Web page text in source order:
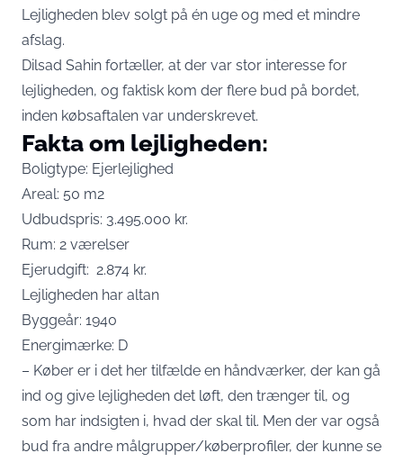
Lejligheden blev solgt på én uge og med et mindre
afslag.
Dilsad Sahin fortæller, at der var stor interesse for
lejligheden, og faktisk kom der flere bud på bordet,
inden købsaftalen var underskrevet.
Fakta om lejligheden:
Boligtype: Ejerlejlighed
Areal: 50 m2
Udbudspris: 3.495.000 kr.
Rum: 2 værelser
Ejerudgift: 2.874 kr.
Lejligheden har altan
Byggeår: 1940
Energimærke: D
– Køber er i det her tilfælde en håndværker, der kan gå
ind og give lejligheden det løft, den trænger til, og
som har indsigten i, hvad der skal til. Men der var også
bud fra andre målgrupper/køberprofiler, der kunne se